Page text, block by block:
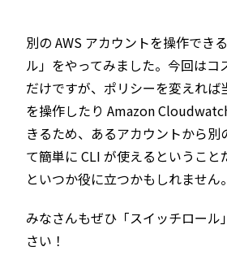
別の AWS アカウントを操作でき
ル」をやってみました。今回はコ
だけですが、ポリシーを変えれば
を操作したり Amazon
きるため、あるアカウントから別
て簡単に CLI が使えるということ
といつか役に立つかもしれません。
みなさんもぜひ「スイッチロール
さい！